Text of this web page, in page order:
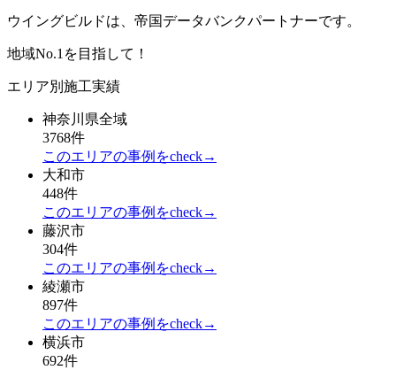
ウイングビルドは、帝国データバンクパートナーです。
地域No.1を目指して！
エリア別施工実績
神奈川県全域
3768件
このエリアの事例をcheck→
大和市
448件
このエリアの事例をcheck→
藤沢市
304件
このエリアの事例をcheck→
綾瀬市
897件
このエリアの事例をcheck→
横浜市
692件